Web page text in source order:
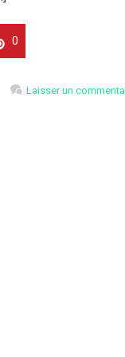
0
Laisser un